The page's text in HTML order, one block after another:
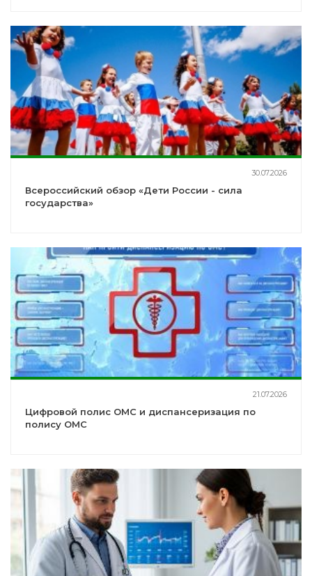
30.07.2026
Всероссийский обзор «Дети России - сила
государства»
21.07.2026
Цифровой полис ОМС и диспансеризация по
полису ОМС